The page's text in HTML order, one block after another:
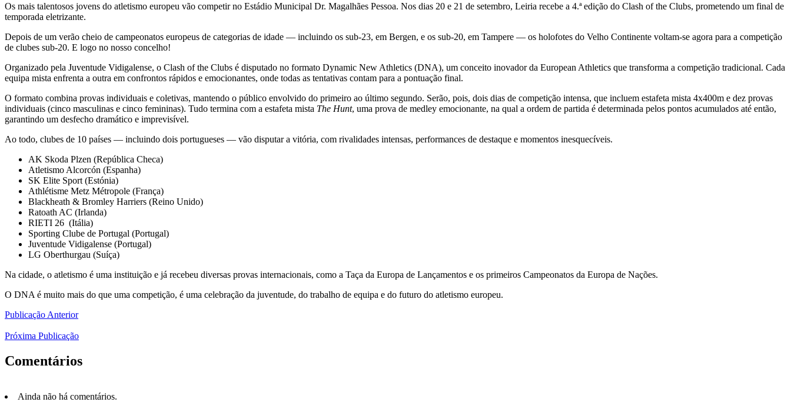
Os mais talentosos jovens do atletismo europeu vão competir no Estádio Municipal Dr. Magalhães Pessoa. Nos dias 20 e 21 de setembro, Leiria recebe a 4.ª edição do Clash of the Clubs, prometendo um final de
temporada eletrizante.
Depois de um verão cheio de campeonatos europeus de categorias de idade — incluindo os sub-23, em Bergen, e os sub-20, em Tampere — os holofotes do Velho Continente voltam-se agora para a competição
de clubes sub-20. E logo no nosso concelho!
Organizado pela Juventude Vidigalense, o Clash of the Clubs é disputado no formato Dynamic New Athletics (DNA), um conceito inovador da European Athletics que transforma a competição tradicional. Cada
equipa mista enfrenta a outra em confrontos rápidos e emocionantes, onde todas as tentativas contam para a pontuação final.
O formato combina provas individuais e coletivas, mantendo o público envolvido do primeiro ao último segundo. Serão, pois, dois dias de competição intensa, que incluem estafeta mista 4x400m e dez provas
individuais (cinco masculinas e cinco femininas). Tudo termina com a estafeta mista The Hunt, uma prova de medley emocionante, na qual a ordem de partida é determinada pelos pontos acumulados até então,
garantindo um desfecho dramático e imprevisível.
Ao todo, clubes de 10 países — incluindo dois portugueses — vão disputar a vitória, com rivalidades intensas, performances de destaque e momentos inesquecíveis.
AK Skoda Plzen (República Checa)
Atletismo Alcorcón (Espanha)
SK Elite Sport (Estónia)
Athlétisme Metz Métropole (França)
Blackheath & Bromley Harriers (Reino Unido)
Ratoath AC (Irlanda)
RIETI 26 (Itália)
Sporting Clube de Portugal (Portugal)
Juventude Vidigalense (Portugal)
LG Oberthurgau (Suíça)
Na cidade, o atletismo é uma instituição e já recebeu diversas provas internacionais, como a Taça da Europa de Lançamentos e os primeiros Campeonatos da Europa de Nações.
O DNA é muito mais do que uma competição, é uma celebração da juventude, do trabalho de equipa e do futuro do atletismo europeu.
Publicação Anterior
Próxima Publicação
Comentários
Ainda não há comentários.